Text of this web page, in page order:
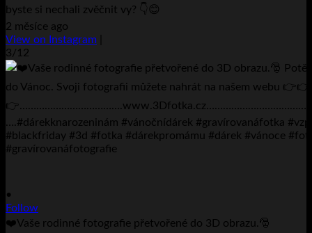
byste si nechali zvěčnit vy? 👇😊
2 měsíce ago
View on Instagram
3/12
•
Follow
❤️Vaše rodinné fotografie přetvořené do 3D obrazu.🎅